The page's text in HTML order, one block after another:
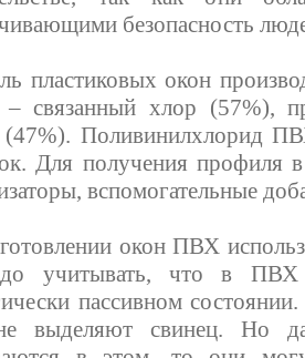
безопасность
пластиковых окон
– связанный хлор (57%),
(47%). Поливинилхлорид
Для получения профиля
вспомогательные
окон ПВХ
учитывать, что в ПВХ
пассивном
выделяют свинец. Но